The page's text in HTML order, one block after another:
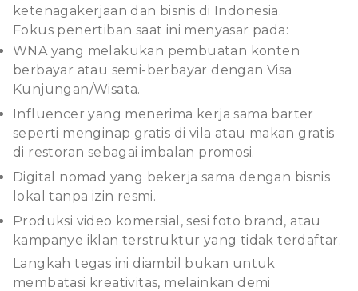
ketenagakerjaan dan bisnis di Indonesia.
Fokus penertiban saat ini menyasar pada:
WNA yang melakukan pembuatan konten
berbayar atau semi-berbayar dengan Visa
Kunjungan/Wisata.
Influencer yang menerima kerja sama barter
seperti menginap gratis di vila atau makan gratis
di restoran sebagai imbalan promosi.
Digital nomad yang bekerja sama dengan bisnis
lokal tanpa izin resmi.
Produksi video komersial, sesi foto brand, atau
kampanye iklan terstruktur yang tidak terdaftar.
Langkah tegas ini diambil bukan untuk
membatasi kreativitas, melainkan demi